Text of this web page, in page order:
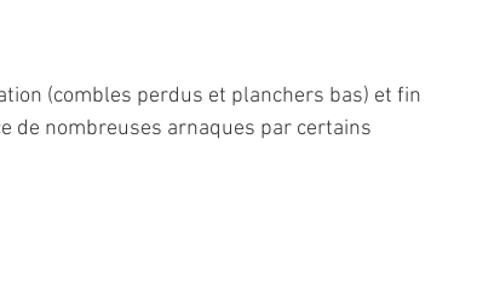
(combles perdus et planchers bas) et fin
de nombreuses arnaques par certains